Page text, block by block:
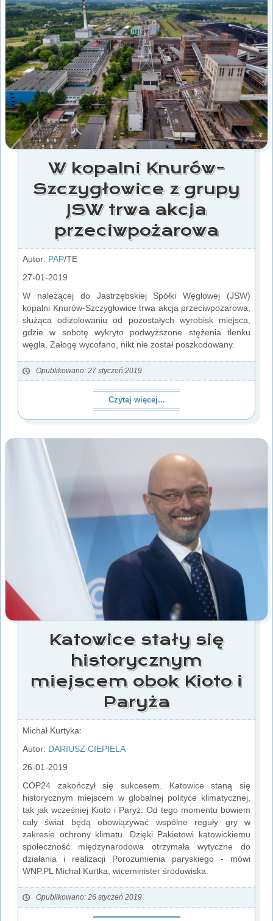
W kopalni Knurów-
Szczygłowice z grupy
JSW trwa akcja
przeciwpożarowa
Autor: PAP/TE
27-01-2019
W należącej do Jastrzębskiej Spółki Węglowej (JSW)
kopalni Knurów-Szczygłowice trwa akcja przeciwpożarowa,
służąca odizolowaniu od pozostałych wyrobisk miejsca,
gdzie w sobotę wykryto podwyższone stężenia tlenku
węgla. Załogę wycofano, nikt nie został poszkodowany.
Opublikowano: 27 styczeń 2019
Czytaj więcej...
Katowice stały się
historycznym
miejscem obok Kioto i
Paryża
Michał Kurtyka:
Autor: DARIUSZ CIEPIELA
26-01-2019
COP24 zakończył się sukcesem. Katowice staną się
historycznym miejscem w globalnej polityce klimatycznej,
tak jak wcześniej Kioto i Paryż. Od tego momentu bowiem
cały świat będą obowiązywać wspólne reguły gry w
zakresie ochrony klimatu. Dzięki Pakietowi katowickiemu
społeczność międzynarodowa otrzymała wytyczne do
działania i realizacji Porozumienia paryskiego - mówi
WNP.PL Michał Kurtka, wiceminister środowiska.
Opublikowano: 26 styczeń 2019